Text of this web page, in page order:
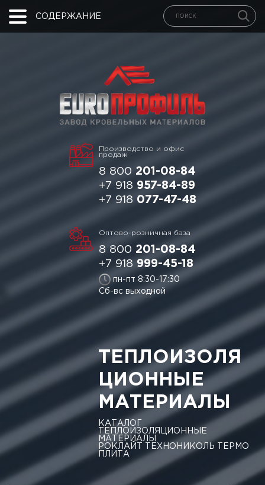
СОДЕРЖАНИЕ
Производство и офис
продаж
8 800 201-08-84
+7 918 957-84-89
+7 918 077-47-48
Оптово-розничная база
8 800 201-08-84
+7 918 999-45-18
пн-пт 8:30-17:30
Сб-вс выходной
ТЕПЛОИЗОЛЯ
ЦИОННЫЕ
МАТЕРИАЛЫ
КАТАЛОГ
ТЕПЛОИЗОЛЯЦИОННЫЕ
МАТЕРИАЛЫ
РОКЛАЙТ ТЕХНОНИКОЛЬ ТЕРМО
ПЛИТА